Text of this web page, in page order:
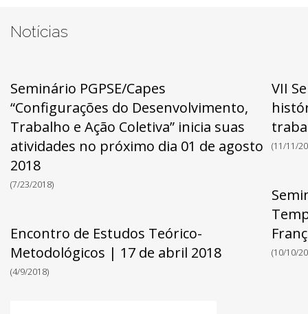
Notícias
Seminário PGPSE/Capes
“Configurações do Desenvolvimento,
Trabalho e Ação Coletiva” inicia suas
atividades no próximo dia 01 de agosto
2018
(7/23/2018)
Encontro de Estudos Teórico-
Metodológicos | 17 de abril 2018
(4/9/2018)
VII
(11/11/
(10/10/